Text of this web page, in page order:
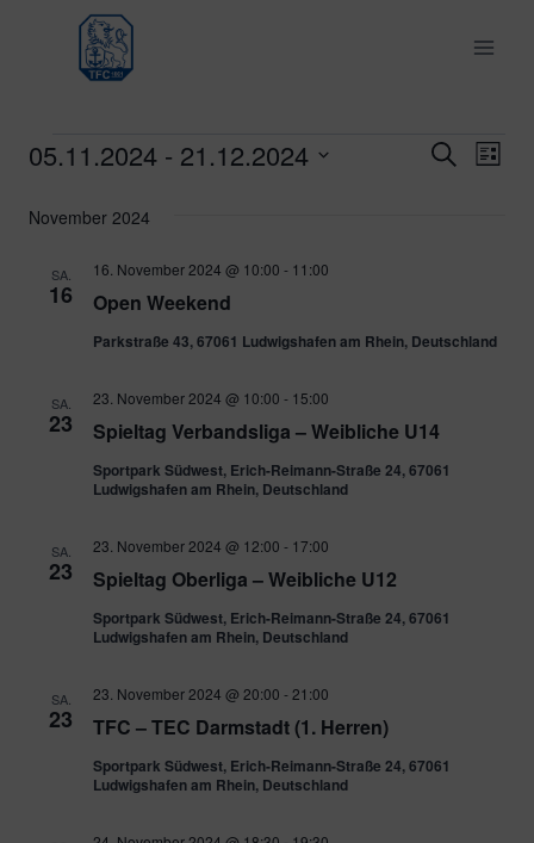
springen
Veranstaltungen SucheListe
05.11.2024 - 21.12.2024
wählen.
November 2024
SA.
16 Open Weekend
16. November 2024 @ 10:00 - 11:00
Parkstraße 43, 67061 Ludwigshafen am Rhein, Deutschland
SA.
23 Spieltag Verbandsliga – Weibliche U14
23. November 2024 @ 10:00 - 15:00
Sportpark Südwest, Erich-Reimann-Straße 24, 67061
Ludwigshafen am Rhein, Deutschland
SA.
23 Spieltag Oberliga – Weibliche U12
23. November 2024 @ 12:00 - 17:00
Sportpark Südwest, Erich-Reimann-Straße 24, 67061
Ludwigshafen am Rhein, Deutschland
SA.
23 TFC – TEC Darmstadt (1. Herren)
23. November 2024 @ 20:00 - 21:00
Sportpark Südwest, Erich-Reimann-Straße 24, 67061
Ludwigshafen am Rhein, Deutschland